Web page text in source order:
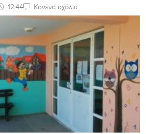
12:44 Κανένα σχόλιο